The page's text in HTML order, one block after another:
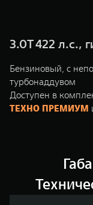
3.0T 422 л.с.,
Бензиновый, с
турбонаддувом
Доступен в
ТЕХНО ПРЕМИУМ